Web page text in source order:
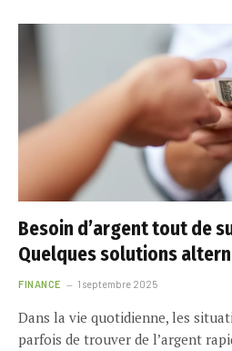
Besoin d’argent tout de
Quelques solutions
FINANCE 1 septembre 2025
Dans la vie quotidienne, les
parfois de trouver de l’argent